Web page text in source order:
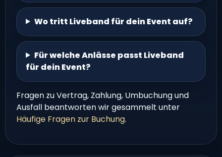
Wo tritt Liveband für dein Event auf?
Für welche Anlässe passt Liveband
für dein Event?
Fragen zu Vertrag, Zahlung, Umbuchung und
Ausfall beantworten wir gesammelt unter
Häufige Fragen zur Buchung.